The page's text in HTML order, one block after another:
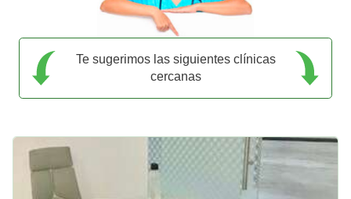
Te sugerimos las siguientes clínicas
cercanas